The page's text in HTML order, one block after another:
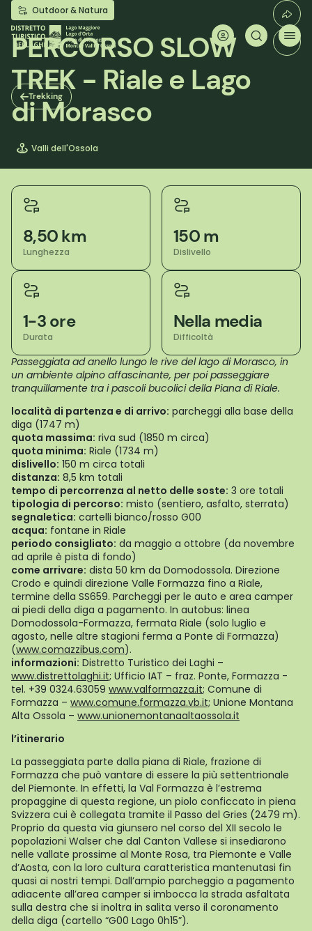
Salta
contenuto
principale
Trekking
Outdoor & Natura
PERCORSO SLOW
TREK - Riale e Lago
di Morasco
Valli dell'Ossola
8,50 km
Lunghezza
150 m
Dislivello
1-3 ore
Durata
Nella media
Difficoltà
Passeggiata ad anello lungo le rive del lago di Morasco, in
un ambiente alpino affascinante, per poi passeggiare
tranquillamente tra i pascoli bucolici della Piana di Riale.
località di partenza e di arrivo: parcheggi alla base della
diga (1747 m)
quota massima: riva sud (1850 m circa)
quota minima: Riale (1734 m)
dislivello: 150 m circa totali
distanza: 8,5 km totali
tempo di percorrenza al netto delle soste: 3 ore totali
tipologia di percorso: misto (sentiero, asfalto, sterrata)
segnaletica: cartelli bianco/rosso G00
acqua: fontane in Riale
periodo consigliato: da maggio a ottobre (da novembre
ad aprile è pista di fondo)
come arrivare: dista 50 km da Domodossola. Direzione
Crodo e quindi direzione Valle Formazza fino a Riale,
termine della SS659. Parcheggi per le auto e area camper
ai piedi della diga a pagamento. In autobus: linea
Domodossola-Formazza, fermata Riale (solo luglio e
agosto, nelle altre stagioni ferma a Ponte di Formazza)
(www.comazzibus.com).
informazioni: Distretto Turistico dei Laghi –
www.distrettolaghi.it; Ufficio IAT – fraz. Ponte, Formazza -
tel. +39 0324.63059 www.valformazza.it; Comune di
Formazza – www.comune.formazza.vb.it; Unione Montana
Alta Ossola – www.unionemontanaaltaossola.it
l’itinerario
La passeggiata parte dalla piana di Riale, frazione di
Formazza che può vantare di essere la più settentrionale
del Piemonte. In effetti, la Val Formazza è l’estrema
propaggine di questa regione, un piolo conficcato in piena
Svizzera cui è collegata tramite il Passo del Gries (2479 m).
Proprio da questa via giunsero nel corso del XII secolo le
popolazioni Walser che dal Canton Vallese si insediarono
nelle vallate prossime al Monte Rosa, tra Piemonte e Valle
d’Aosta, con la loro cultura caratteristica mantenutasi fin
quasi ai nostri tempi. Dall’ampio parcheggio a pagamento
adiacente all’area camper si imbocca la strada asfaltata
sulla destra che si inoltra in salita verso il coronamento
della diga (cartello “G00 Lago 0h15”).